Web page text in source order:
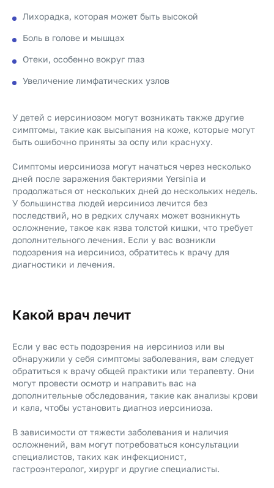
Лихорадка, которая может быть высокой
Боль в голове и мышцах
Отеки, особенно вокруг глаз
Увеличение лимфатических узлов
У детей с иерсиниозом могут возникать также другие
симптомы, такие как высыпания на коже, которые могут
быть ошибочно приняты за оспу или краснуху.
Симптомы иерсиниоза могут начаться через несколько
дней после заражения бактериями Yersinia и
продолжаться от нескольких дней до нескольких недель.
У большинства людей иерсиниоз лечится без
последствий, но в редких случаях может возникнуть
осложнение, такое как язва толстой кишки, что требует
дополнительного лечения. Если у вас возникли
подозрения на иерсиниоз, обратитесь к врачу для
диагностики и лечения.
Какой врач лечит
Если у вас есть подозрения на иерсиниоз или вы
обнаружили у себя симптомы заболевания, вам следует
обратиться к врачу общей практики или терапевту. Они
могут провести осмотр и направить вас на
дополнительные обследования, такие как анализы крови
и кала, чтобы установить диагноз иерсиниоза.
В зависимости от тяжести заболевания и наличия
осложнений, вам могут потребоваться консультации
специалистов, таких как инфекционист,
гастроэнтеролог, хирург и другие специалисты.